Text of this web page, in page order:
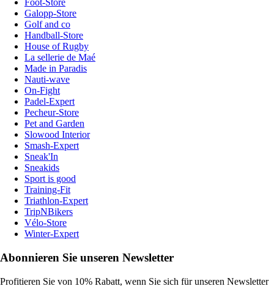
Foot-Store
Galopp-Store
Golf and co
Handball-Store
House of Rugby
La sellerie de Maé
Made in Paradis
Nauti-wave
On-Fight
Padel-Expert
Pecheur-Store
Pet and Garden
Slowood Interior
Smash-Expert
Sneak'In
Sneakids
Sport is good
Training-Fit
Triathlon-Expert
TripNBikers
Vélo-Store
Winter-Expert
Abonnieren Sie unseren Newsletter
Profitieren Sie von 10% Rabatt, wenn Sie sich für unseren Newsletter